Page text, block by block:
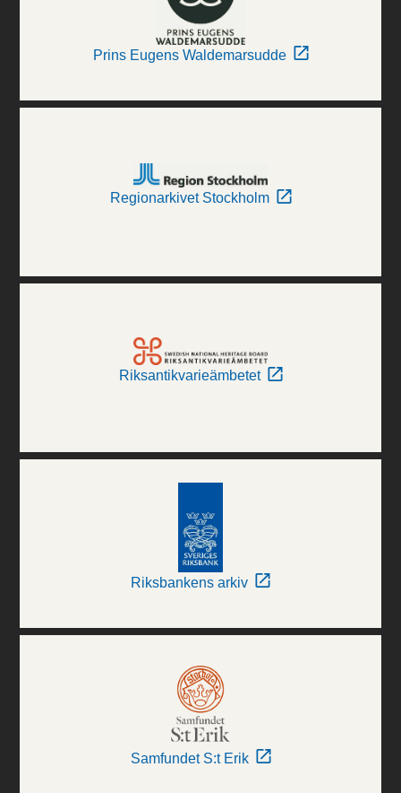
Prins Eugens Waldemarsudde
Regionarkivet Stockholm
Riksantikvarieämbetet
Riksbankens arkiv
Samfundet S:t Erik